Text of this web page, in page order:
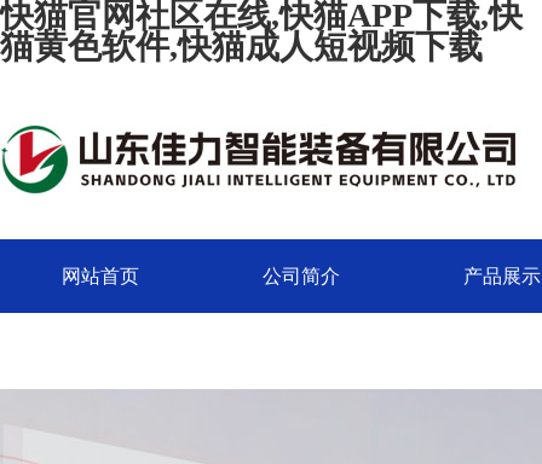
快猫官网社区在线,快猫APP下载,快
猫黄色软件,快猫成人短视频下载
网站首页 公司简介 产品展示